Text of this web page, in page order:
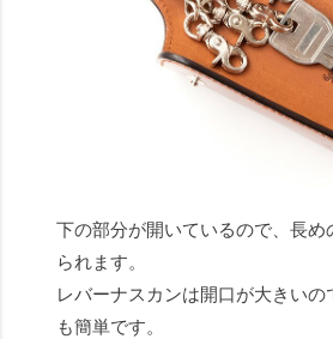
下の部分が開いているので、長め
られます。
レバーナスカンは開口が大きいの
も簡単です。